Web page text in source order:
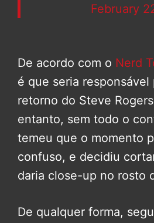
February
De acordo com o Nerd
é que seria responsável
retorno do Steve
entanto, sem todo o
temeu que o momento
confuso, e decidiu
daria close-up no rosto
De qualquer forma,